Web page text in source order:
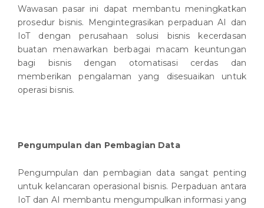
Wawasan pasar ini dapat membantu meningkatkan
prosedur bisnis. Mengintegrasikan perpaduan AI dan
IoT dengan perusahaan solusi bisnis kecerdasan
buatan menawarkan berbagai macam keuntungan
bagi bisnis dengan otomatisasi cerdas dan
memberikan pengalaman yang disesuaikan untuk
operasi bisnis.
Pengumpulan dan Pembagian Data
Pengumpulan dan pembagian data sangat penting
untuk kelancaran operasional bisnis. Perpaduan antara
IoT dan AI membantu mengumpulkan informasi yang